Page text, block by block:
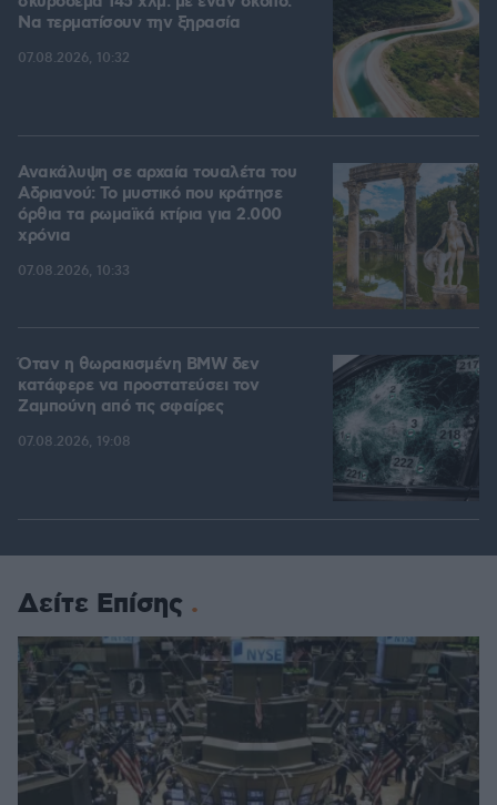
Να τερματίσουν την ξηρασία
07.08.2026, 10:32
Ανακάλυψη σε αρχαία τουαλέτα του
Αδριανού: Το μυστικό που κράτησε
όρθια τα ρωμαϊκά κτίρια για 2.000
χρόνια
07.08.2026, 10:33
Όταν η θωρακισμένη BMW δεν
κατάφερε να προστατεύσει τον
Ζαμπούνη από τις σφαίρες
07.08.2026, 19:08
Δείτε Επίσης